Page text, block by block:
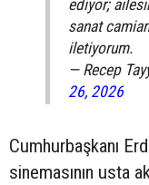
ediyor;
sanat
iletiyorum.
— Recep
26, 2026
Cumhurbaşkanı
sinemasının usta